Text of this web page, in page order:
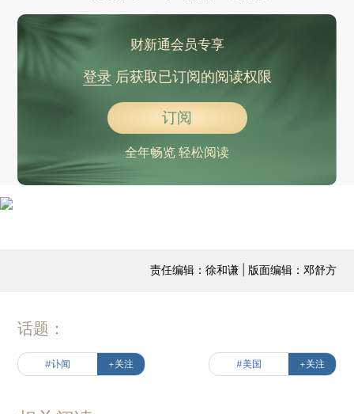
财新通会员专享
登录后获取已订阅的阅读权限
订阅
全年畅览 轻松阅读
责任编辑：徐和谦 | 版面编辑：邓舒方
话题：
#讣闻 +关注 #美国 +关注